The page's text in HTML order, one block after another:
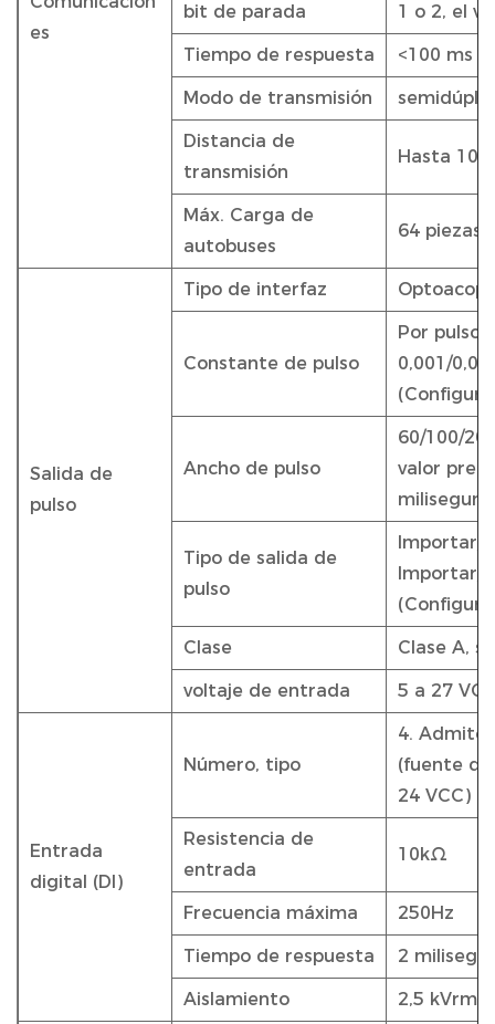
es
bit de parada 1 o 2, el
Tiempo de respuesta <100 ms
Modo de transmisión
Distancia de
transmisión
Hasta
Máx. Carga de
autobuses
64 piezas
Salida de
pulso
Tipo de interfaz
Constante de pulso
Por pulso
0,001/
Ancho de pulso
60/100/
valor
Tipo de salida de
pulso
Importar/
Importar/
Clase Clase A,
voltaje de entrada 5 a 27
Entrada
digital (DI)
Número, tipo
4. Admite
(fuente
24 VCC)
Resistencia de
entrada
10kΩ
Frecuencia máxima 250Hz
Tiempo de respuesta 2
Aislamiento 2,5 kVrms